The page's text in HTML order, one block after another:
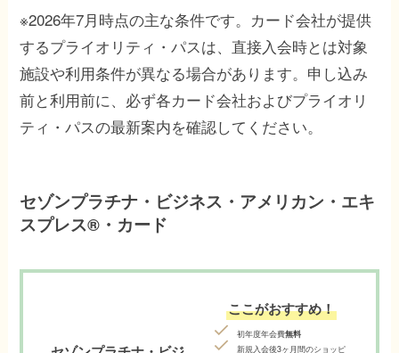
※2026年7月時点の主な条件です。カード会社が提供
するプライオリティ・パスは、直接入会時とは対象
施設や利用条件が異なる場合があります。申し込み
前と利用前に、必ず各カード会社およびプライオリ
ティ・パスの最新案内を確認してください。
セゾンプラチナ・ビジネス・アメリカン・エキ
スプレス®・カード
ここがおすすめ！
初年度年会費無料
新規入会後3ヶ月間のショッピ